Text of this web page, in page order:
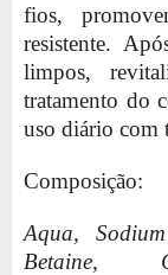
fios,
resistente.
limpos,
tratamento do
uso diário com
Composição:
Aqua,
Betaine,